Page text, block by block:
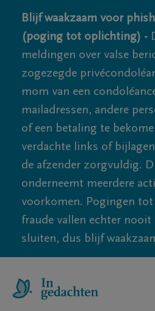
Blijf waakzaam voor
(poging tot oplichting) -
meldingen over valse
zogezegde
mom van een
mailadressen, andere
of een betaling te
verdachte links of
de afzender zorgvuldig.
onderneemt meerdere
voorkomen. Pogingen
fraude vallen echter
sluiten, dus blijf